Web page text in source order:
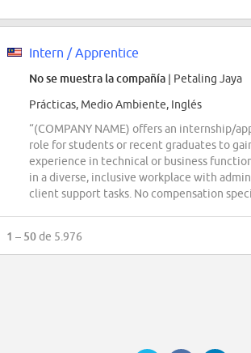
Intern / Apprentice
No se muestra la compañía | Petaling Jaya
Prácticas, Medio Ambiente, Inglés
“(COMPANY NAME) offers an internship/
role for students or recent graduates to
experience in technical or business
in a diverse, inclusive workplace with
client support tasks. No compensation
1 – 50de 5.976